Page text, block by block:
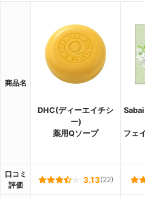
商品名
DHC(ディーエイチシ
ー)
薬用Qソープ
フェ
口コミ
評価
3.13(22)